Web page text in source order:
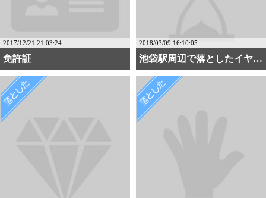
2017/12/21 21:03:24
免許証
2018/03/09 16:10:05
池袋駅周辺で落としたイヤホン